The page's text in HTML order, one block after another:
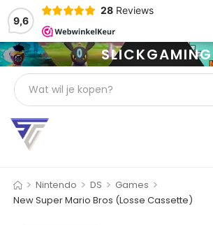
9,6
28 Reviews
SLICKGAMING
> Nintendo > DS > Games >
New Super Mario Bros (Losse Cassette)